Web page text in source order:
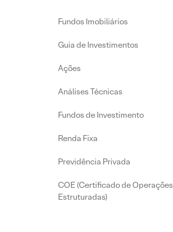
Fundos Imobiliários
Guia de Investimentos
Ações
Análises Técnicas
Fundos de Investimento
Renda Fixa
Previdência Privada
COE (Certificado de Operações
Estruturadas)